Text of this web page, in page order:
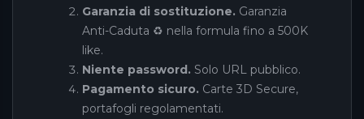
Garanzia di sostituzione. Garanzia
Anti-Caduta ♻️ nella formula fino a 500K
like.
Niente password. Solo URL pubblico.
Pagamento sicuro. Carte 3D Secure,
portafogli regolamentati.